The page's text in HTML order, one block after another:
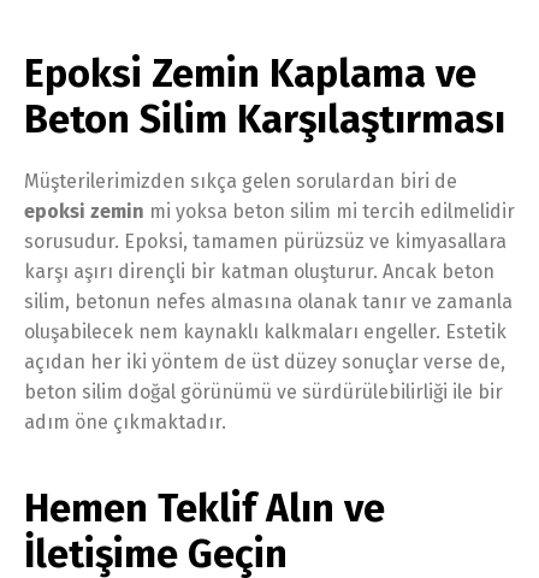
Epoksi Zemin Kaplama ve
Beton Silim Karşılaştırması
Müşterilerimizden sıkça gelen sorulardan biri de
epoksi zemin mi yoksa beton silim mi tercih edilmelidir
sorusudur. Epoksi, tamamen pürüzsüz ve kimyasallara
karşı aşırı dirençli bir katman oluşturur. Ancak beton
silim, betonun nefes almasına olanak tanır ve zamanla
oluşabilecek nem kaynaklı kalkmaları engeller. Estetik
açıdan her iki yöntem de üst düzey sonuçlar verse de,
beton silim doğal görünümü ve sürdürülebilirliği ile bir
adım öne çıkmaktadır.
Hemen Teklif Alın ve
İletişime Geçin